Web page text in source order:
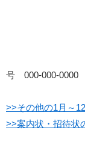
号 000-000-0000
>>その他の1月～
>>案内状・招待状